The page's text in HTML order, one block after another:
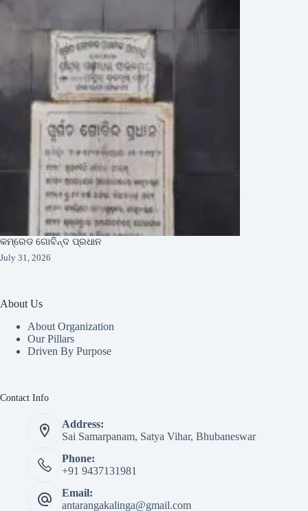
କମ୍ରେଡ ଗୋବିନ୍ଦ ପ୍ରଧାନ
July 31, 2026
About Us
About Organization
Our Pillars
Driven By Purpose​
Contact Info
Address:
Sai Samarpanam, Satya Vihar, Bhubaneswar
Phone:
+91 9437131981
Email:
antarangakalinga@gmail.com